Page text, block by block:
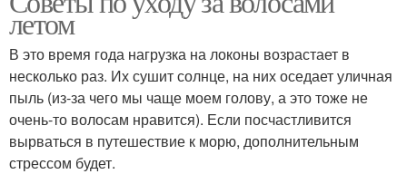
летом
В это время года нагрузка на локоны возрастает в
несколько раз. Их сушит солнце, на них оседает уличная
пыль (из-за чего мы чаще моем голову, а это тоже не
очень-то волосам нравится). Если посчастливится
вырваться в путешествие к морю, дополнительным
стрессом будет.